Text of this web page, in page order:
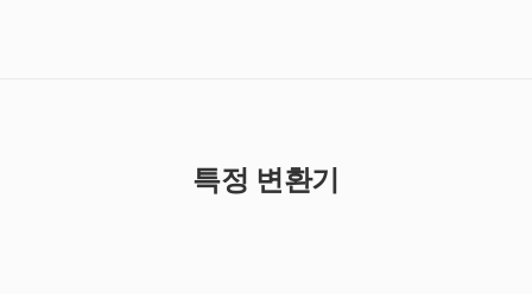
특정 변환기